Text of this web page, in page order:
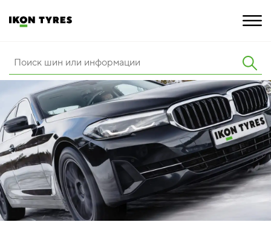
ШИНЫ
ИННОВАЦИИ
РАСШИРЕННАЯ ГАРАНТИЯ
О КОМПАНИИ
ПОКУПКА И АКЦИИ